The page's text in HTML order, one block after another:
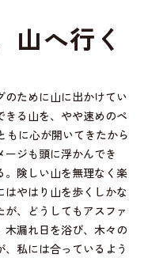
山へ行く
のために山に出かけてい
きる山を、やや速めのペ
もに心が開いてきたから
ジも頭に浮かんでき
。険しい山を無理なく楽
はやはり山を歩くしかな
、どうしてもアスファ
漏れ日を浴び、木々の
私には合っているよう